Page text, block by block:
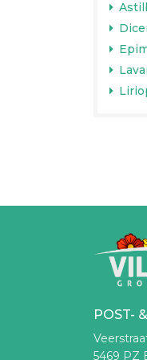
POST-
5469 PZ